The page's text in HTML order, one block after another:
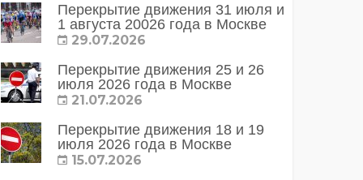
Перекрытие движения 31 июля и
1 августа 20026 года в Москве
29.07.2026
Перекрытие движения 25 и 26
июля 2026 года в Москве
21.07.2026
Перекрытие движения 18 и 19
июля 2026 года в Москве
15.07.2026